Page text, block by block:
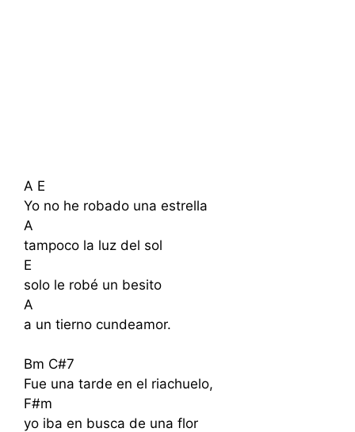
A E
Yo no he robado una estrella
A
tampoco la luz del sol
E
solo le robé un besito
A
a un tierno cundeamor.
Bm C#7
Fue una tarde en el riachuelo,
F#m
yo iba en busca de una flor